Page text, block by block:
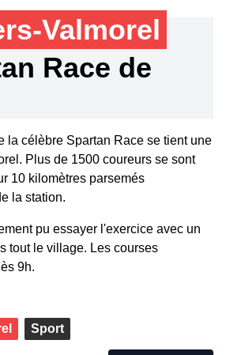
Valmorel
Race de
la célèbre Spartan Race se tient une
Plus de 1500 coureurs se sont
10 kilomètres parsemés
la station.
pu essayer l'exercice avec un
tout le village. Les courses
9h.
Sport